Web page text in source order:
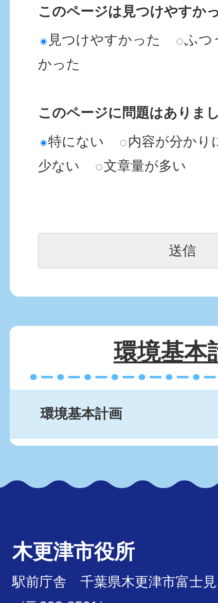
このページは見つけやすか
見つけやすかった
ふつ
かった
このページに問題はありま
特にない
内容が分かり
少ない
文章量が多い
環境基本
環境基本計画
木更津市役所
駅前庁舎 千葉県木更津市富士